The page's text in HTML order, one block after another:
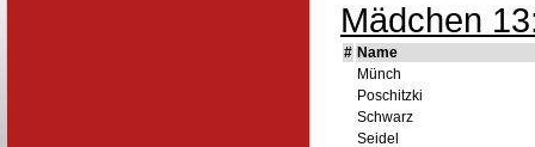
Mädchen
# Name
Münch
Poschitzki
Schwarz
Seidel